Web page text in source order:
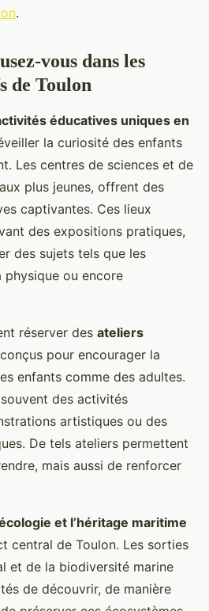
.
vous dans les
de Toulon
éducatives uniques en
la curiosité des enfants
Les centres de sciences et de
plus jeunes, offrent des
captivantes. Ces lieux
des expositions pratiques,
des sujets tels que les
physique ou encore
réserver des ateliers
pour encourager la
enfants comme des adultes.
des activités
artistiques ou des
De tels ateliers permettent
mais aussi de renforcer
et l’héritage maritime
central de Toulon. Les sorties
et de la biodiversité marine
de découvrir, de manière